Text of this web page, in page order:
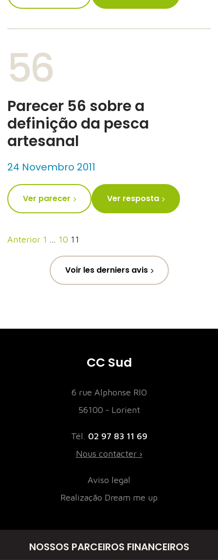
56
Parecer 56 sobre a
definição da pesca
artesanal
24 Novembro 2011
Ver parecer Ver resposta
Paginação
Anterior 1 … 10 11
Voir les derniers avis
CC Sud
6 rue Alphonse RIO
56100 - Lorient
Tél. 02 97 83 11 69
Nous contacter ›
Aviso legal
Realização Dream me up
NOSSOS PARCEIROS FINANCEIROS